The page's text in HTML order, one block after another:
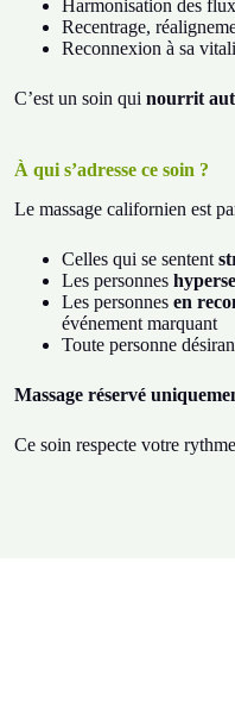
Harmonisation des
Recentrage,
Reconnexion à sa
C’est un soin qui nourrit
À qui s’adresse ce soin ?
Le massage californien est
Celles qui se sentent
Les personnes
Les personnes en
événement marquant
Toute personne
Massage réservé
Ce soin respecte votre